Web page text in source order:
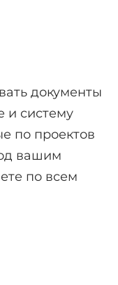
документы
и систему
по проектов
вашим
по всем